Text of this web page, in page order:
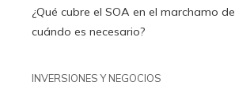
¿Qué cubre el SOA en el marchamo
cuándo es necesario?
INVERSIONES Y NEGOCIOS